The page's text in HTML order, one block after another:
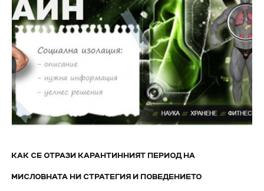
КАК СЕ ОТРАЗИ КАРАНТИННИЯТ ПЕРИОД НА
МИСЛОВНАТА НИ СТРАТЕГИЯ И ПОВЕДЕНИЕТО